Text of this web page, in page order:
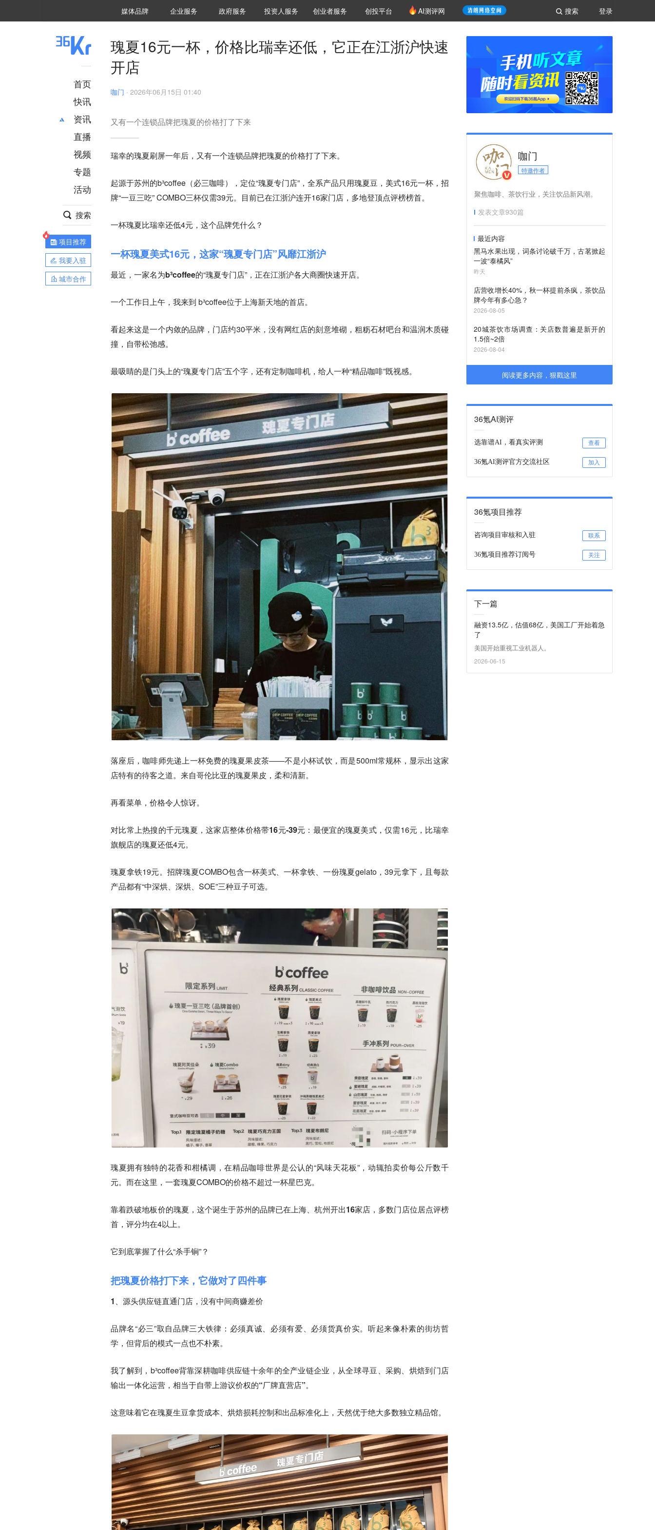
登录
搜索
媒体品牌 36Kr研究院
企业服务 城市之窗
政府服务 VClub投资机构库
投资机构职位推介
投资人服务 创投氪堂
创业者服务 创投平台 AI测评网
首页
快讯
资讯
推荐
财经
项目推荐
安徽
直播
视频
专题
活动
搜索
项目推荐
我要入驻
城市合作
瑰夏16元一杯，价格比瑞幸还低，它正在江浙沪快速
开店
咖门 · 2026年06月15日 01:40
又有一个连锁品牌把瑰夏的价格打了下来
瑞幸的瑰夏刷屏一年后，又有一个连锁品牌把瑰夏的价格打了下来。
起源于苏州的b³coffee（必三咖啡），定位“瑰夏专门店”，全系产品只用瑰夏豆，美式16元一杯，招
牌“一豆三吃” COMBO三杯仅需39元。目前已在江浙沪连开16家门店，多地登顶点评榜榜首。
一杯瑰夏比瑞幸还低4元，这个品牌凭什么？
一杯瑰夏美式16元，这家“瑰夏专门店”风靡江浙沪
最近，一家名为b³coffee的“瑰夏专门店”，正在江浙沪各大商圈快速开店。
一个工作日上午，我来到 b³coffee位于上海新天地的首店。
看起来这是一个内敛的品牌，门店约30平米，没有网红店的刻意堆砌，粗粝石材吧台和温润木质碰
撞，自带松弛感。
最吸睛的是门头上的“瑰夏专门店”五个字，还有定制咖啡机 ，给人一种“精品咖啡”既视感。
落座后，咖啡师先递上一杯免费的瑰夏果皮茶——不是小杯试饮，而是500ml常规杯，显示出这家
店特有的待客之道。来自哥伦比亚的瑰夏果皮，柔和清新。
再看菜单，价格令人惊讶。
对比常上热搜的千元瑰夏，这家店整体价格带16元-39元 ：最便宜的瑰夏美式，仅需16元，比瑞幸
旗舰店的瑰夏还低4元。
瑰夏拿铁19元。招牌瑰夏COMBO包含一杯美式、一杯拿铁、一份瑰夏gelato，39元拿下，且每款
产品都有“中深烘、深烘、SOE”三种豆子可选。
瑰夏拥有独特的花香和柑橘调，在精品咖啡世界是公认的“风味天花板”，动辄拍卖价每公斤数千
元。而在这里，一套瑰夏COMBO的价格不超过一杯星巴克。
靠着跌破地板价的瑰夏，这个诞生于苏州的品牌已在上海、杭州开出16家店 ，多数门店位居点评榜
首，评分均在4以上。
它到底掌握了什么“杀手锏”？
把瑰夏价格打下来，它做对了四件事
1、源头供应链直通门店，没有中间商赚差价
品牌名“必三”取自品牌三大铁律：必须真诚、必须有爱、必须货真价实。听起来像朴素的街坊哲
学，但背后的模式一点也不朴素。
我了解到，b³coffee背靠深耕咖啡供应链十余年的全产业链企业，从全球寻豆、采购、烘焙到门店
输出一体化运营，相当于自带上游议价权的“厂牌直营店”。
这意味着它在瑰夏生豆拿货成本、烘焙损耗控制和出品标准化上，天然优于绝大多数独立精品馆。
咖门
特邀作者
聚焦咖啡、茶饮行业，关注饮品新风潮。
发表文章930篇
最近内容
黑马水果出现，词条讨论破千万，古茗掀起
一波“泰橘风”
昨天
店营收增长40%，秋一杯提前杀疯，茶饮品
牌今年有多心急？
2026-08-05
20城茶饮市场调查：关店数普遍是新开的
1.5倍~2倍
2026-08-04
阅读更多内容，狠戳这里
36氪AI测评
选靠谱AI，看真实评测 查看
36氪AI测评官方交流社区 加入
36氪项目推荐
咨询项目审核和入驻 联系
36氪项目推荐订阅号 关注
下一篇
融资13.5亿，估值68亿，美国工厂开始着急
了
美国开始重视工业机器人。
2026-06-15